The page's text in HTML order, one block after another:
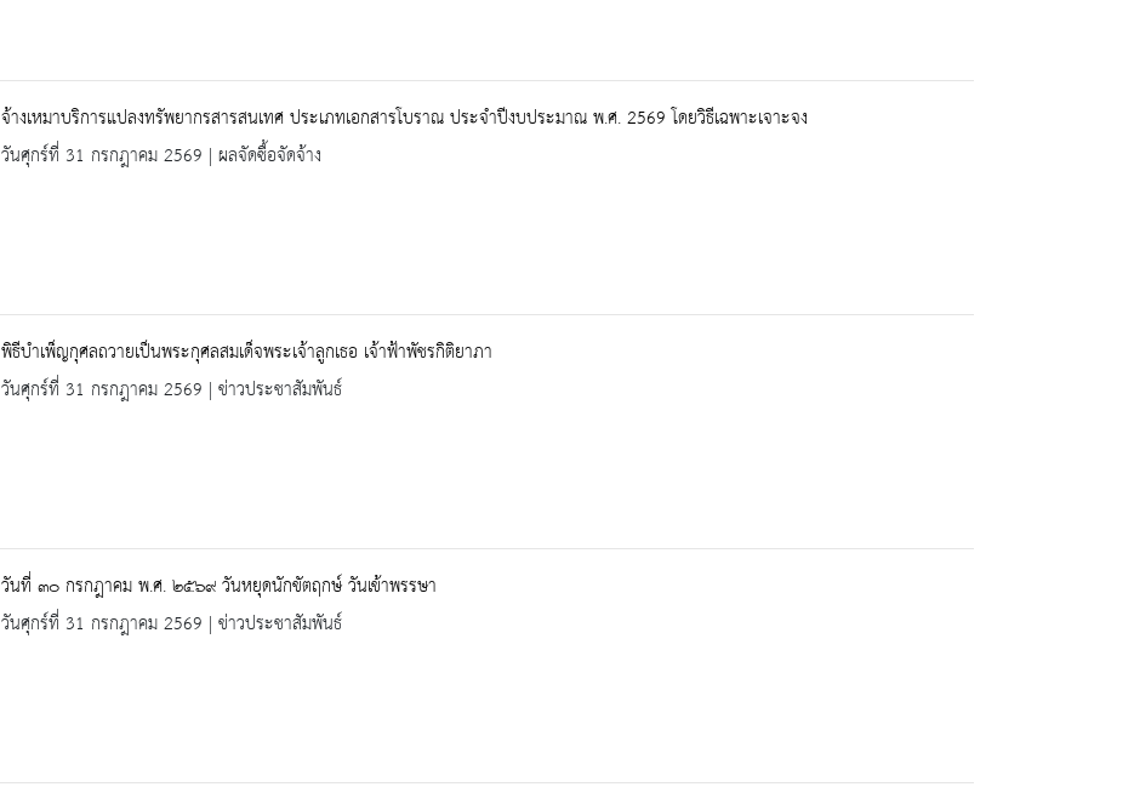
จ้างเหมาบริการแปลงทรัพยากรสารสนเทศ ประเภทเอกสารโบราณ ประจำปีงบประมาณ พ.ศ. 2569 โดยวิธีเฉพาะเจาะจง
วันศุกร์ที่ 31 กรกฎาคม 2569 | ผลจัดซื้อจัดจ้าง
พิธีบำเพ็ญกุศลถวายเป็นพระกุศลสมเด็จพระเจ้าลูกเธอ เจ้าฟ้าพัชรกิติยาภา
วันศุกร์ที่ 31 กรกฎาคม 2569 | ข่าวประชาสัมพันธ์
วันที่ ๓๐ กรกฎาคม พ.ศ. ๒๕๖๙ วันหยุดนักขัตฤกษ์ วันเข้าพรรษา
วันศุกร์ที่ 31 กรกฎาคม 2569 | ข่าวประชาสัมพันธ์